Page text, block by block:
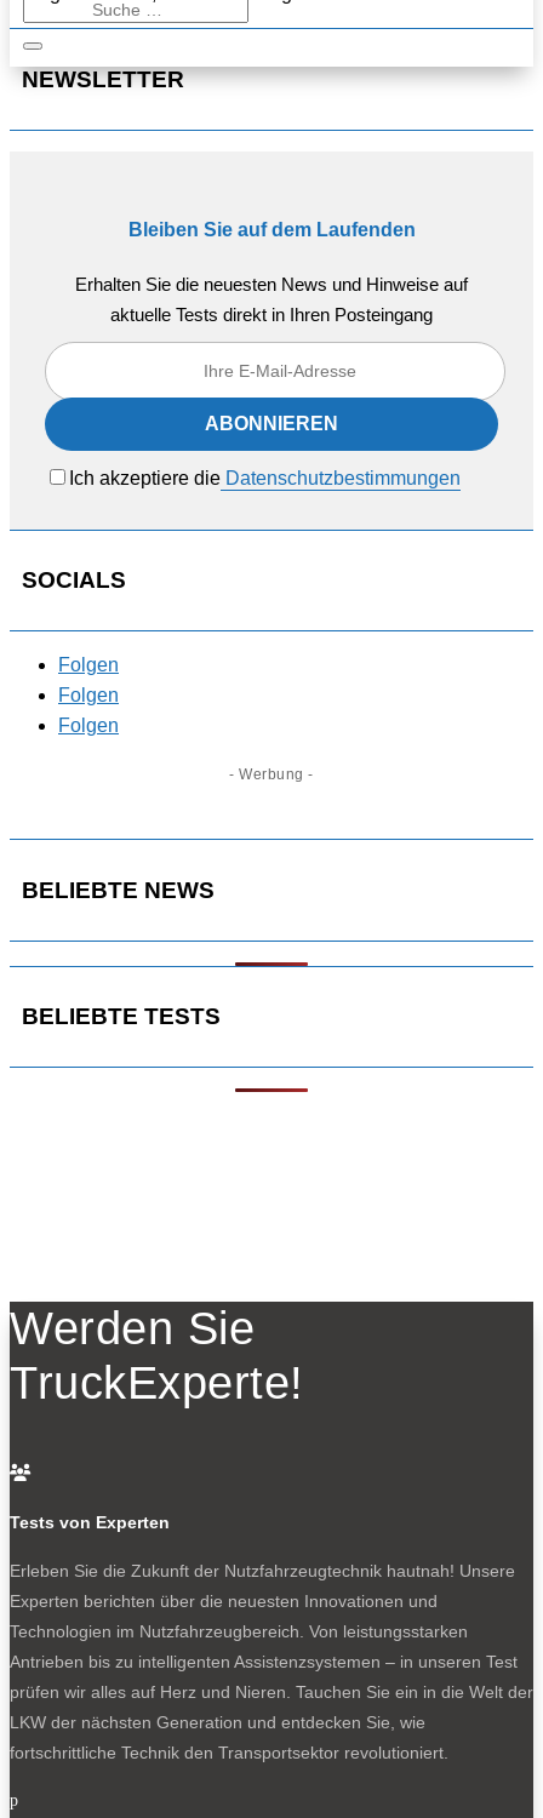
NEWSLETTER
Bleiben Sie auf dem Laufenden
Erhalten Sie die neuesten News und Hinweise auf
aktuelle Tests direkt in Ihren Posteingang
Ich akzeptiere die Datenschutzbestimmungen
SOCIALS
Folgen
Folgen
Folgen
- Werbung -
BELIEBTE NEWS
BELIEBTE TESTS
Werden Sie
TruckExperte!

Tests von Experten
Erleben Sie die Zukunft der Nutzfahrzeugtechnik hautnah! Unsere
Experten berichten über die neuesten Innovationen und
Technologien im Nutzfahrzeugbereich. Von leistungsstarken
Antrieben bis zu intelligenten Assistenzsystemen – in unseren Test
prüfen wir alles auf Herz und Nieren. Tauchen Sie ein in die Welt der
LKW der nächsten Generation und entdecken Sie, wie
fortschrittliche Technik den Transportsektor revolutioniert.
p